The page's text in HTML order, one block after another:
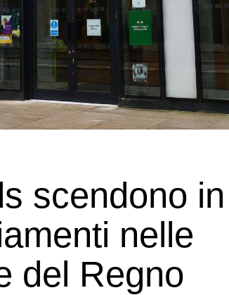
scendono in
nelle
del Regno